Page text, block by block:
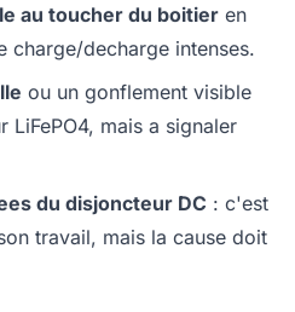
au toucher du boitier en
charge/decharge intenses.
ou un gonflement visible
LiFePO4, mais a signaler
du disjoncteur DC : c'est
travail, mais la cause doit